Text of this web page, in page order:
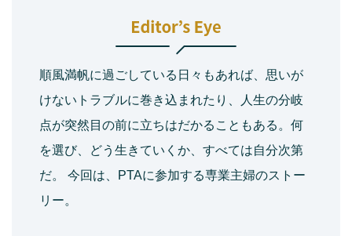
順風満帆に過ごしている日々もあれば、思いが
けないトラブルに巻き込まれたり、人生の分岐
点が突然目の前に立ちはだかることもある。何
を選び、どう生きていくか、すべては自分次第
だ。 今回は、PTAに参加する専業主婦のストー
リー。